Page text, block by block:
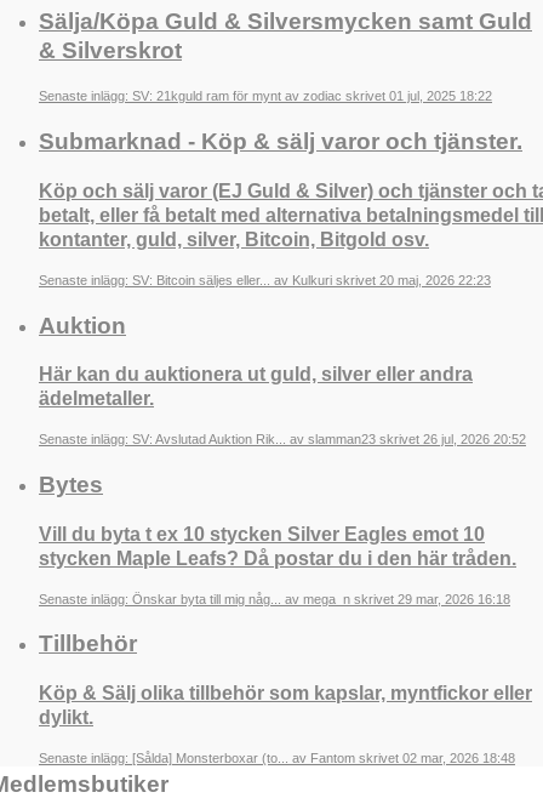
Sälja/Köpa Guld & Silversmycken samt Guld
& Silverskrot
Senaste inlägg: SV: 21kguld ram för mynt av zodiac skrivet 01 jul, 2025 18:22
Submarknad - Köp & sälj varor och tjänster.
Köp och sälj varor (EJ Guld & Silver) och tjänster och
betalt, eller få betalt med alternativa betalningsmedel till
kontanter, guld, silver, Bitcoin, Bitgold osv.
Senaste inlägg: SV: Bitcoin säljes eller... av Kulkuri skrivet 20 maj, 2026 22:23
Auktion
Här kan du auktionera ut guld, silver eller andra
ädelmetaller.
Senaste inlägg: SV: Avslutad Auktion Rik... av slamman23 skrivet 26 jul, 2026 20:52
Bytes
Vill du byta t ex 10 stycken Silver Eagles emot 10
stycken Maple Leafs? Då postar du i den här tråden.
Senaste inlägg: Önskar byta till mig någ... av mega_n skrivet 29 mar, 2026 16:18
Tillbehör
Köp & Sälj olika tillbehör som kapslar, myntfickor eller
dylikt.
Senaste inlägg: [Sålda] Monsterboxar (to... av Fantom skrivet 02 mar, 2026 18:48